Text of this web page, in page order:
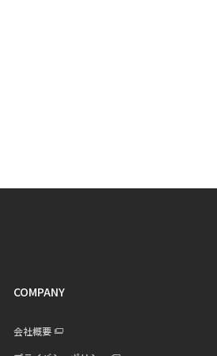
COMPANY
会社概要